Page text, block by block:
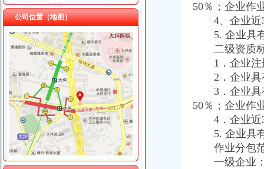
重庆臣夫商贸有限公司 （执照专让）
重庆卿倾商贸有限责任公司 渝江100万 （工商注册）
重庆国洪体育设施有限公司
重庆星竣贸易有限责任公司 渝中100万 （进出口权）
重庆海谛升进出口贸易有限公司 渝北100万 （进出口权）
重庆奕欣锦诚商贸有限公司 渝九50万 （工商注册）
重庆信同广告有限公司 渝沙50万 （工商注册）
重庆三虹房地产营销策划有限公司
重庆宝鹰汽车销售有限公司
公司位置（地图）
工商动态
九龙坡局从“五个方面”渝中区代办营业执照规范招聘广告
铜梁局五个到位贯彻落实市渝中区公司注册第三次代会精
南川局五项措施贯彻落实市渝中区工商代办第三次代会精
彭水局渝中区开公司采取三项措施积应对突发事件
高新园局渝中区工商登记四突出狠抓食品安全监管
南岸局四公里所采取四项措施平抑市渝中区办执照场物价取得良好成效
秀山局渝中区代办营业执照六措施狠抓安全稳定工作确保代会胜利召开
合川局认真贯彻市渝中区代办公司局重点工作目标绩效考核评价试行办法
高新园局渝中区工商代办采取五条措施认真落实就业和再就业优惠政策
市渝中区代办执照局副局长李明富一行到酉局宣布人事任免决定
50％；企业作
4、企业近3
5. 企业具有
二级资质
1．企业注
2．企业具
3．企业具有
50％；企业作
4．企业近3
5. 企业具有
作业分包
一级企业：